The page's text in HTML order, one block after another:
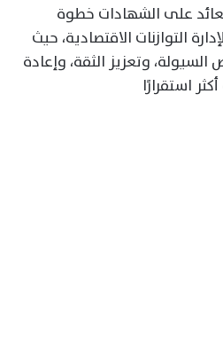
على الشهادات خطوة
التوازنات الاقتصادية، حيث
وتعزيز الثقة، وإعادة
استقرارًا